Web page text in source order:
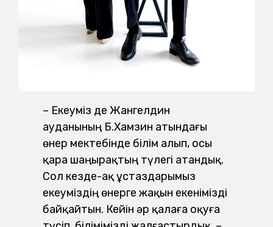
– Екеуміз де Жангелдин
ауданының Б.Хамзин атындағы
өнер мектебінде білім алып, осы
қара шаңырақтың түлегі атандық.
Сол кезде-ақ ұстаздарымыз
екеуміздің өнерге жақын екенімізді
байқайтын. Кейін әр қалаға оқуға